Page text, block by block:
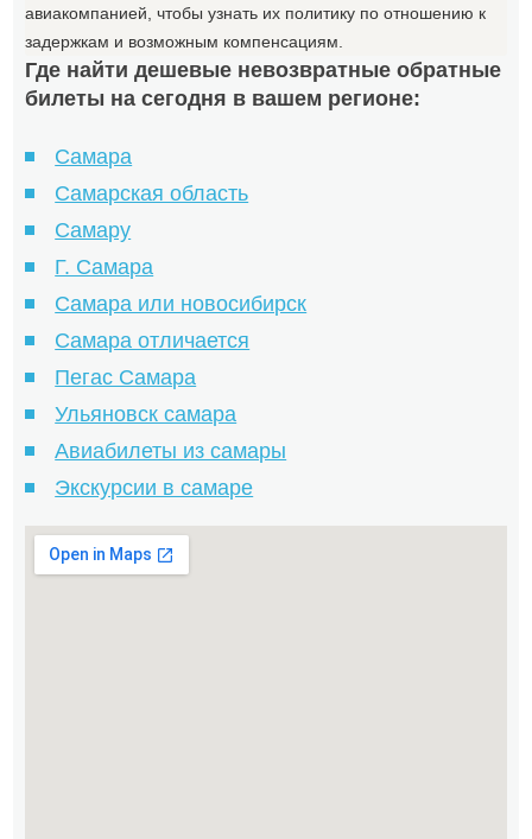
авиакомпанией, чтобы узнать их политику по отношению к
задержкам и возможным компенсациям.
Где найти дешевые невозвратные обратные
билеты на сегодня в вашем регионе:
Самара
Самарская область
Самару
Г. Самара
Самара или новосибирск
Самара отличается
Пегас Самара
Ульяновск самара
Авиабилеты из самары
Экскурсии в самаре